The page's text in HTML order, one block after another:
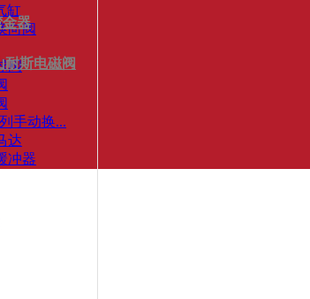
缸
向阀
阀
手动换...
达
冲器
金器
耐斯电磁阀